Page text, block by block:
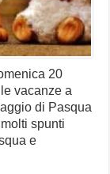
20
vacanze a
di Pasqua
spunti
e